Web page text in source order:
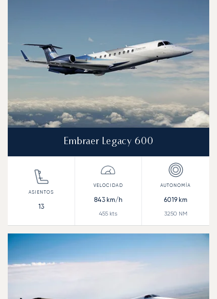
Embraer Legacy 600
13
843km/h
455 kts
6019 km
3250 NM